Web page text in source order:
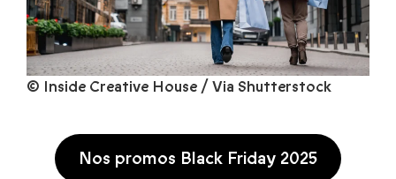
© Inside Creative House / Via Shutterstock
Nos promos Black Friday 2025